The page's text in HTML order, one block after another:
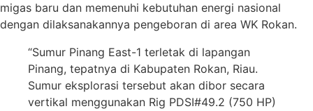
migas baru dan memenuhi kebutuhan energi nasional
dengan dilaksanakannya pengeboran di area WK Rokan.
“Sumur Pinang East-1 terletak di lapangan
Pinang, tepatnya di Kabupaten Rokan, Riau.
Sumur eksplorasi tersebut akan dibor secara
vertikal menggunakan Rig PDSI#49.2 (750 HP)